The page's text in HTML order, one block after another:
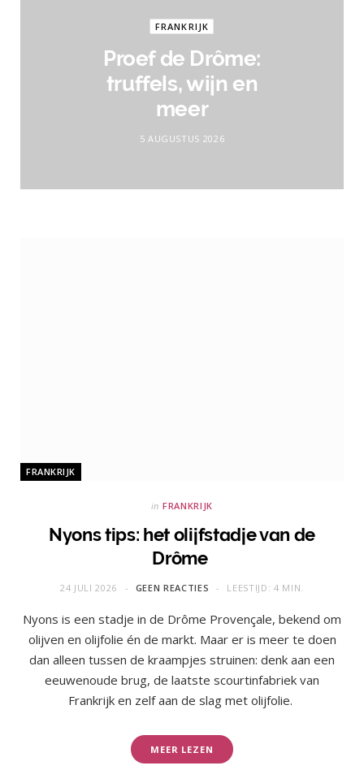
FRANKRIJK
Proef de Drôme:
truffels, wijn en
meer
5 AUGUSTUS 2026
FRANKRIJK
in FRANKRIJK
Nyons tips: het olijfstadje van de
Drôme
24 JULI 2026 GEEN REACTIES LEESTIJD: 4 MIN.
Nyons is een stadje in de Drôme Provençale, bekend om
olijven en olijfolie én de markt. Maar er is meer te doen
dan alleen tussen de kraampjes struinen: denk aan een
eeuwenoude brug, de laatste scourtinfabriek van
Frankrijk en zelf aan de slag met olijfolie.
MEER LEZEN